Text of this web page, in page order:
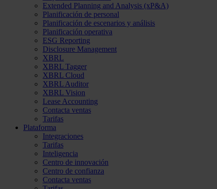
Extended Planning and Analysis (xP&A)
Planificación de personal
Planificación de escenarios y análisis
Planificación operativa
ESG Reporting
Disclosure Management
XBRL
XBRL Tagger
XBRL Cloud
XBRL Auditor
XBRL Vision
Lease Accounting
Contacta ventas
Tarifas
Plataforma
Integraciones
Tarifas
Inteligencia
Centro de innovación
Centro de confianza
Contacta ventas